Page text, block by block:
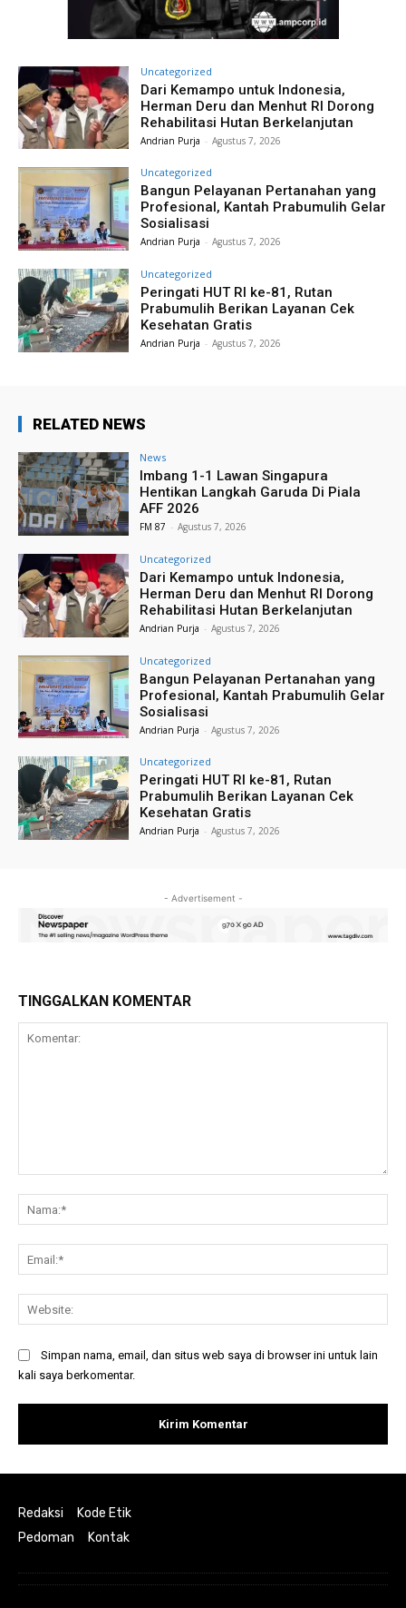
Uncategorized
Dari Kemampo untuk Indonesia,
Herman Deru dan Menhut RI Dorong
Rehabilitasi Hutan Berkelanjutan
Andrian Purja - Agustus 7, 2026
Uncategorized
Bangun Pelayanan Pertanahan yang
Profesional, Kantah Prabumulih Gelar
Sosialisasi
Andrian Purja - Agustus 7, 2026
Uncategorized
Peringati HUT RI ke-81, Rutan
Prabumulih Berikan Layanan Cek
Kesehatan Gratis
Andrian Purja - Agustus 7, 2026
RELATED NEWS
News
Imbang 1-1 Lawan Singapura
Hentikan Langkah Garuda Di Piala
AFF 2026
FM 87 - Agustus 7, 2026
Uncategorized
Dari Kemampo untuk Indonesia,
Herman Deru dan Menhut RI Dorong
Rehabilitasi Hutan Berkelanjutan
Andrian Purja - Agustus 7, 2026
Uncategorized
Bangun Pelayanan Pertanahan yang
Profesional, Kantah Prabumulih Gelar
Sosialisasi
Andrian Purja - Agustus 7, 2026
Uncategorized
Peringati HUT RI ke-81, Rutan
Prabumulih Berikan Layanan Cek
Kesehatan Gratis
Andrian Purja - Agustus 7, 2026
- Advertisement -
TINGGALKAN KOMENTAR
Simpan nama, email, dan situs web saya di browser ini untuk lain
kali saya berkomentar.
Redaksi
Kode Etik
Pedoman
Kontak